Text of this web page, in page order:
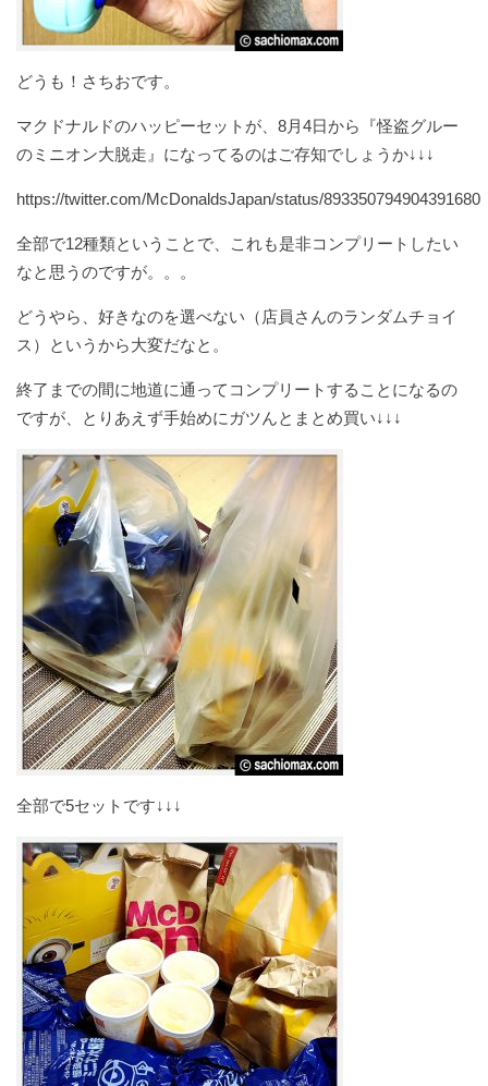
どうも！さちおです。
マクドナルドのハッピーセットが、8月4日から『怪盗グルー
のミニオン大脱走』になってるのはご存知でしょうか↓↓↓
https://twitter.com/McDonaldsJapan/status/893350794904391680
全部で12種類ということで、これも是非コンプリートしたい
なと思うのですが。。。
どうやら、好きなのを選べない（店員さんのランダムチョイ
ス）というから大変だなと。
終了までの間に地道に通ってコンプリートすることになるの
ですが、とりあえず手始めにガツんとまとめ買い↓↓↓
全部で5セットです↓↓↓